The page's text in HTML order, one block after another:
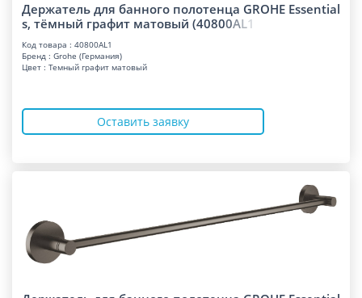
Держатель для банного полотенца GROHE Essential
s, тёмный графит матовый (40800AL1
Код товара : 40800AL1
Бренд : Grohe (Германия)
Цвет : Темный графит матовый
Оставить заявку